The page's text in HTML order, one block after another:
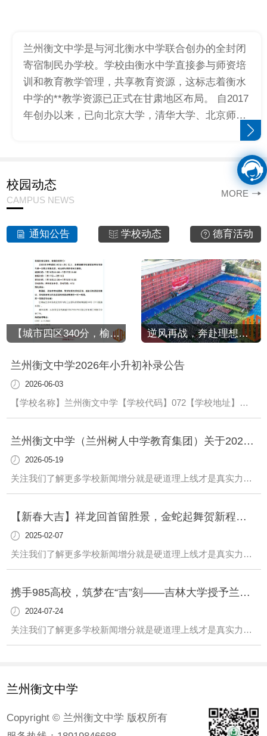
兰州衡文中学是与河北衡水中学联合创办的全封闭
寄宿制民办学校。学校由衡水中学直接参与师资培
训和教育教学管理，共享教育资源，这标志着衡水
中学的**教学资源已正式在甘肃地区布局。 自2017
年创办以来，已向北京大学，清华大学、北京师范
校园动态
CAMPUS NEWS
MORE
通知公告 学校动态 德育活动
【城市四区340分，榆中321分征集】兰州衡文中学新高一征集志愿公告，多重学费减免同步上线，名额有限速抢！ 逆风再战，奔赴理想｜兰州衡文中学2027届中高考复读班，各年级火热招生中！
兰州衡文中学2026年小升初补录公告
2026-06-03
【学校名称】兰州衡文中学【学校代码】072【学校地址】兰州市榆中县窦家山88号【学校类型】全日制完全中学【学校性质】非营利性民办学校【学习形式】全日制、寄宿、走读均可兰州市2026年民办初中小升初电脑随机派位录取工作已于近日结束。凡填报兰州衡文中学..、第二志愿的学生，均已全部录取（录取名单将于后期在学校微信公众号公布
兰州衡文中学（兰州树人中学教育集团）关于2026年小升初5月19日—21日网络报名的重要通告
2026-05-19
关注我们了解更多学校新闻增分就是硬道理上线才是真实力小升初网络报名5月19日—21日进行填报 【学校名称】兰州衡文中学【学校代码】072【学校地址】兰州市榆中县窦家山88号【学校类型】全日制完全中学【学校性质】非营利性民办学校【学习形式】全日制、寄宿、走读均可 根据兰州市教育局《关于印发〈兰州市2026年义务教育招生
【新春大吉】祥龙回首留胜景，金蛇起舞贺新程——兰州衡文中学给您拜年啦！祝您新春愉快，阖家幸福！
2025-02-07
关注我们了解更多学校新闻增分就是硬道理上线才是真实力蛇年大吉辞旧甲辰年迎新乙巳年HAPPY NEW YEAR新春快乐新春快乐蛇年大吉龙去蛇来吟古韵，莺歌燕舞谱新章。回首2024，是砥砺前行，开拓创新； 展望2025，是勇攀高峰，携手共进；值此新春佳节，兰州衡文中学祝您：乘风破浪，追逐梦想，勇往直前。坚定信念，开拓创新，
携手985高校，筑梦在“吉”刻——吉林大学授予兰州衡文中学“..生源基地”荣誉牌匾
2024-07-24
关注我们了解更多学校新闻增分就是硬道理上线才是真实力鎏..匾传递光荣使命庄严仪式镌刻育人重任为扎实开展学习贯彻习近平新时代中国特色社会主义思想主题教育，推动党建工作与教育教学工作协调发展，充分发挥高校和高中的教育合力，探索新高考背景下创新人才培养模式。6月初，吉林大学甘肃招生组组长侯建峰副书记莅临兰州衡文中学并授予“.
兰州衡文中学
Copyright © 兰州衡文中学 版权所有